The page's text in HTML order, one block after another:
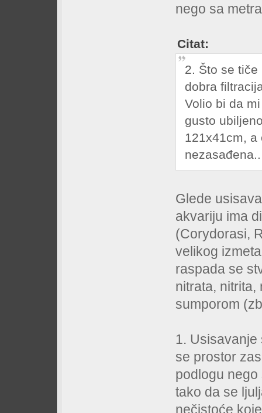
nego sa
Citat:
2. Što se
dobra
Volio bi da
gusto
121x41cm, a
nezasađena..
Glede
akvariju ima
(Corydorasi,
velikog
raspada se
nitrata,
sumporom
1.
se prostor
podlogu
tako da se
nečistoće